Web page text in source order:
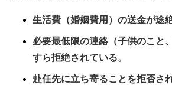
生活費（婚姻費用）の送金が途
必要最低限の連絡（子供のこと
すら拒絶されている。
赴任先に立ち寄ることを拒否され